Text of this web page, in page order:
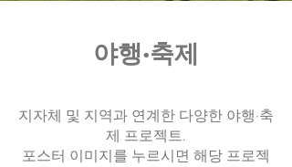
야행·축제
지자체 및 지역과 연계한 다양한 야행·축
제 프로젝트.
포스터 이미지를 누르시면 해당 프로젝